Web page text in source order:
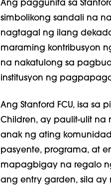
Ang paggunita sa
simbolikong sandali na
nagtagal ng ilang
maraming kontribusyon
na nakatulong sa
institusyon ng
Ang Stanford FCU, isa
Children, ay paulit-ulit
anak ng ating
pasyente, programa, at
mapagbigay na regalo
ang entry garden, sila ay